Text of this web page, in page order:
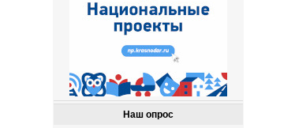
Наш опрос